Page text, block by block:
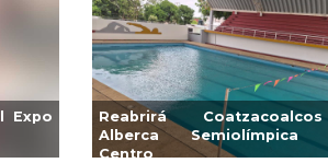
Expo
Reabrirá
Alberca Semiolímpica
Centro